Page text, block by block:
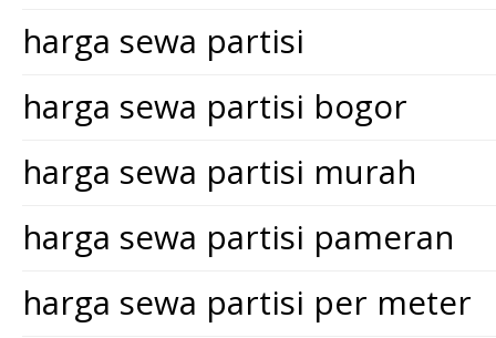
harga sewa partisi
harga sewa partisi bogor
harga sewa partisi murah
harga sewa partisi pameran
harga sewa partisi per meter